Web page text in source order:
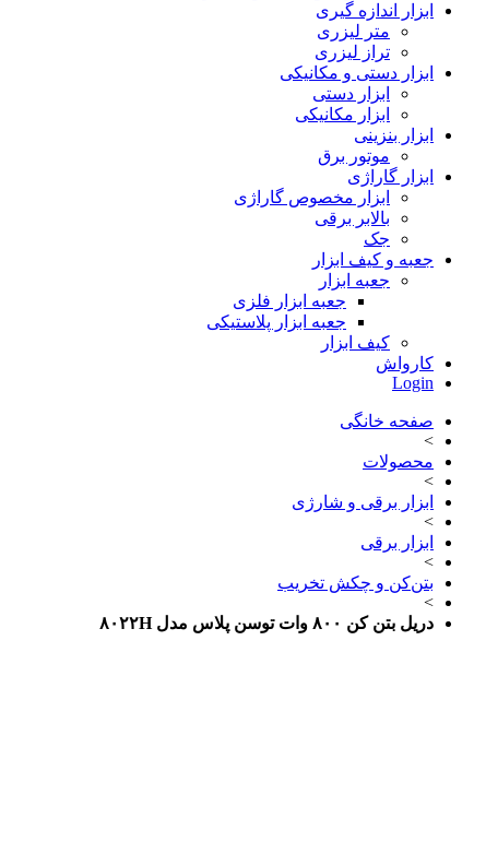
ابزار اندازه گیری
متر لیزری
تراز لیزری
ابزار دستی و مکانیکی
ابزار دستی
ابزار مکانیکی
ابزار بنزینی
موتور برق
ابزار گاراژی
ابزار مخصوص گاراژی
بالابر برقی
جک
جعبه و کیف ابزار
جعبه ابزار
جعبه ابزار فلزی
جعبه ابزار پلاستیکی
کیف ابزار
کارواش
Login
صفحه خانگی
>
محصولات
>
ابزار برقی و شارژی
>
ابزار برقی
>
بتن‌کن و چکش تخریب
>
دریل بتن کن ۸۰۰ وات توسن پلاس مدل ۸۰۲۲H